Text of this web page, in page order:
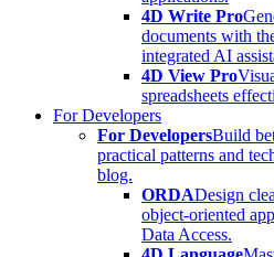
4D Write Pro
documents with
integrated AI
4D View Pro
spreadsheets
For Developers
For DevelopersBuild
practical patterns and
blog.
ORDADesign
object-oriented
Data Access.